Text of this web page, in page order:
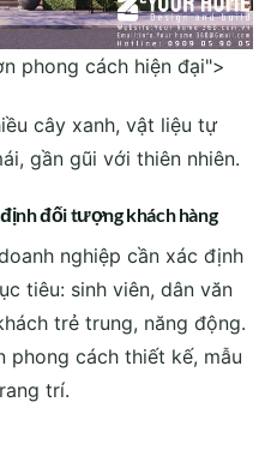
phong cách hiện đại">
cây xanh, vật liệu tự
gần gũi với thiên nhiên.
đối tượng khách hàng
nghiệp cần xác định
tiêu: sinh viên, dân văn
trẻ trung, năng động.
phong cách thiết kế, mẫu
trí.